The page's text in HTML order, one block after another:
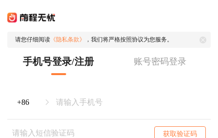
请您仔细阅读 《隐私条款》 ，我们将严格按照协议为您服务。
手机号登录/注册 账号密码登录
获取验证码